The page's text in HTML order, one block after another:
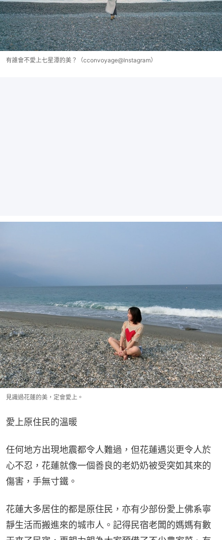
有誰會不愛上七星潭的美？（cconvoyage@Instagram）
見識過花蓮的美，定會愛上。
愛上原住民的溫暖
任何地方出現地震都令人難過，但花蓮遇災更令人於
心不忍，花蓮就像一個善良的老奶奶被受突如其來的
傷害，手無寸鐵。
花蓮大多居住的都是原住民，亦有少部份愛上佛系寧
靜生活而搬進來的城市人。記得民宿老闆的媽媽有數